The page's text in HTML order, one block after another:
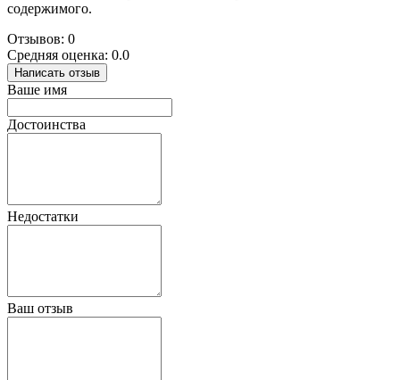
содержимого.
Отзывов: 0
Средняя оценка: 0.0
Написать отзыв
Ваше имя
Достоинства
Недостатки
Ваш отзыв